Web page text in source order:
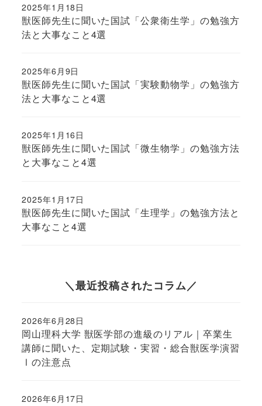
獣医師先生に聞いた国試「公衆衛生学」の勉強方
法と大事なこと4選
投稿日
2025年1月18日
獣医師先生に聞いた国試「実験動物学」の勉強方
法と大事なこと4選
投稿日
2025年6月9日
獣医師先生に聞いた国試「微生物学」の勉強方法
と大事なこと4選
投稿日
2025年1月16日
獣医師先生に聞いた国試「生理学」の勉強方法と
大事なこと4選
投稿日
2025年1月17日
＼最近投稿されたコラム／
岡山理科大学 獣医学部の進級のリアル｜卒業生
講師に聞いた、定期試験・実習・総合獣医学演習
Ⅰの注意点
投稿日
2026年6月28日
2026年6月17日